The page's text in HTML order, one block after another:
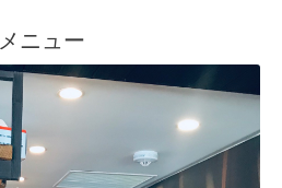
ニュー